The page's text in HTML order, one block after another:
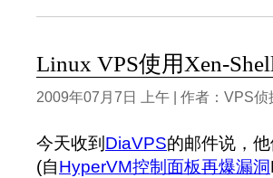
Linux VPS使用Xen-
2009年07月7日 上午 | 作者：VPS侦
今天收到 DiaVPS的邮件说，
(自HyperVM控制面板再爆漏洞